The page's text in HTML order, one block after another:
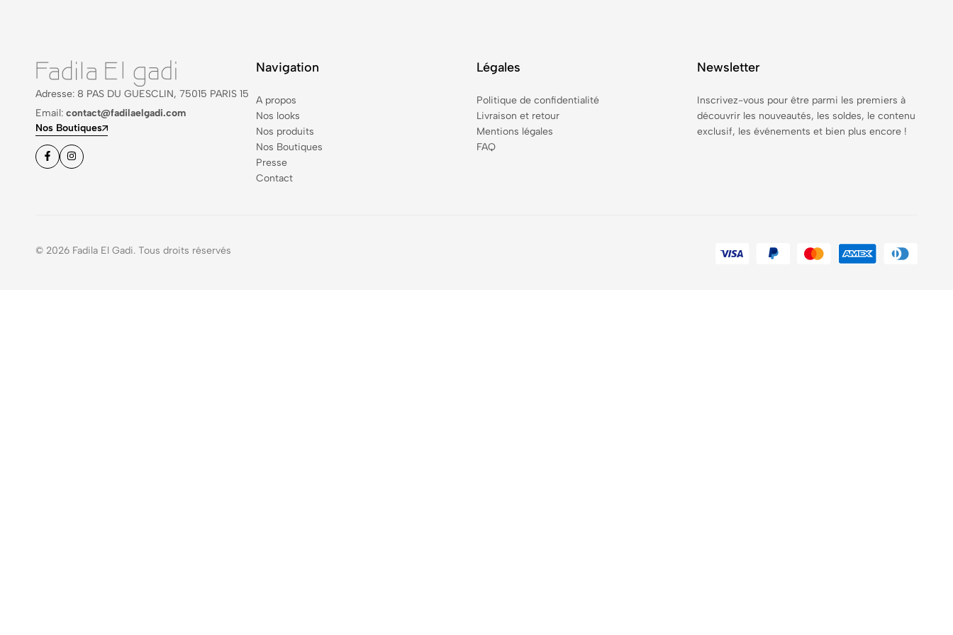
Adresse: 8 PAS DU GUESCLIN, 75015 PARIS 15
Email: contact@fadilaelgadi.com
Nos Boutiques
Navigation
A propos
Nos looks
Nos produits
Nos Boutiques
Presse
Contact
Légales
Politique de confidentialité
Livraison et retour
Mentions légales
FAQ
Newsletter
Inscrivez-vous pour être parmi les premiers à
découvrir les nouveautés, les soldes, le contenu
exclusif, les événements et bien plus encore !
© 2026 Fadila El Gadi. Tous droits réservés